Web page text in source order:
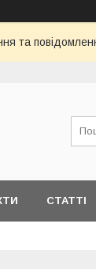
та
СТАТТІ